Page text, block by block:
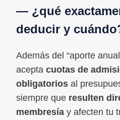
— ¿qué
deducir y
Además del “aporte
acepta cuotas de
obligatorios al
siempre que resulten
membresía y afecten tu